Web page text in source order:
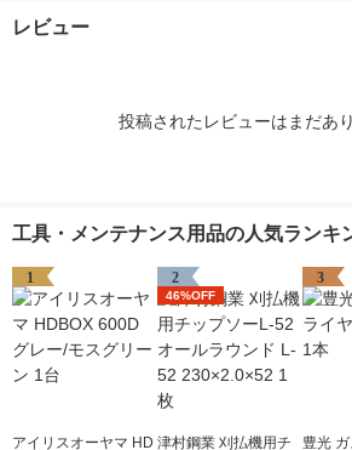
レビュー
投稿されたレビューはまだあ
工具・メンテナンス用品の人気ランキ
1
アイリスオーヤマ HD
2
46%OFF
津村鋼業 刈払機用チ
3
豊光